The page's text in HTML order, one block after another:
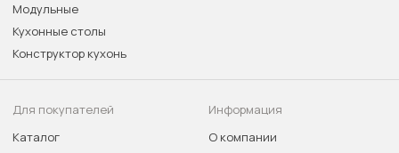
Модульные
Кухонные столы
Конструктор кухонь
Для покупателей
Каталог
Информация
О компании